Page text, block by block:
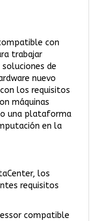
con
trabajar
de
nuevo
los requisitos
máquinas
una plataforma
en la
los
requisitos
compatible